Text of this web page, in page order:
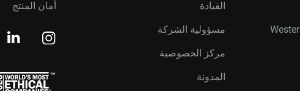
القيادة
مسؤولية الشركة
مركز الخصوصية
المدونة
أمان المنتج